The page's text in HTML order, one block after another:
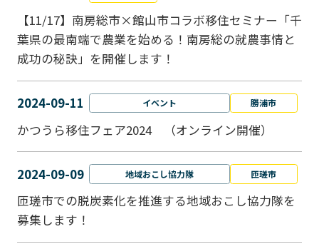
【11/17】南房総市×館山市コラボ移住セミナー「千
葉県の最南端で農業を始める！南房総の就農事情と
成功の秘訣」を開催します！
2024-09-11 イベント 勝浦市
かつうら移住フェア2024 （オンライン開催）
2024-09-09 地域おこし協力隊 匝瑳市
匝瑳市での脱炭素化を推進する地域おこし協⼒隊を
募集します！